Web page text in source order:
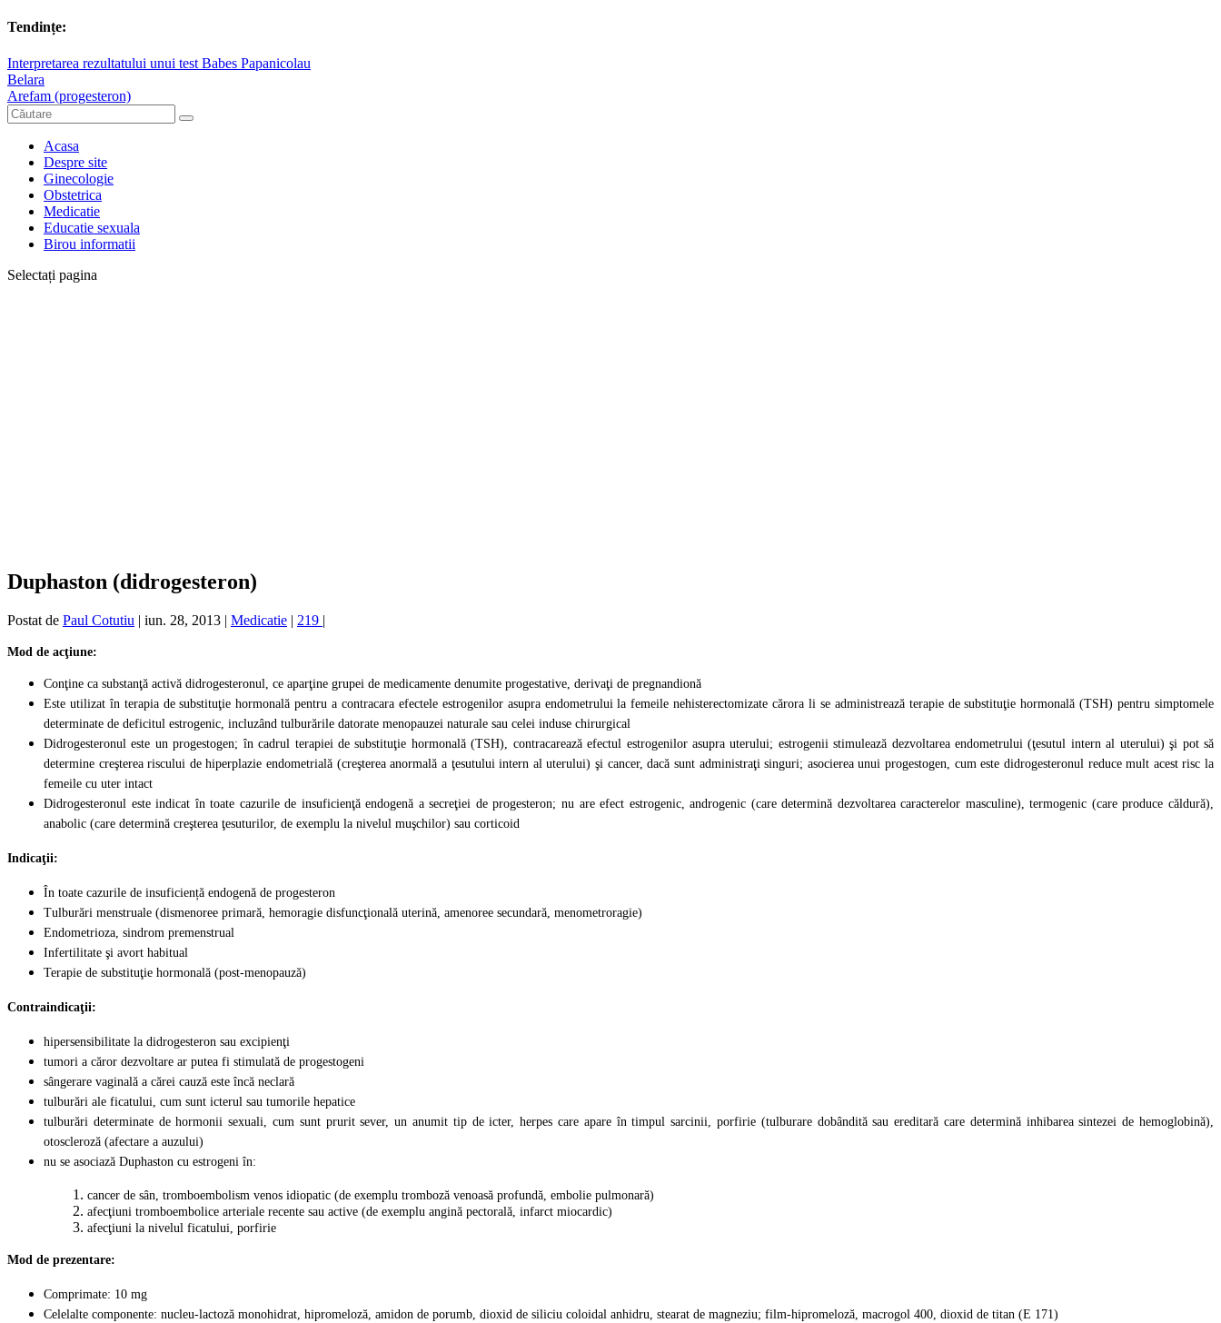
Tendințe:
Interpretarea rezultatului unui test Babes Papanicolau
Belara
Arefam (progesteron)
Acasa
Despre site
Ginecologie
Obstetrica
Medicatie
Educatie sexuala
Birou informatii
Selectați pagina
Duphaston (didrogesteron)
Postat de Paul Cotutiu | iun. 28, 2013 | Medicatie | 219 |
Mod de acţiune:
Conţine ca substanţă activă didrogesteronul, ce aparţine grupei de medicamente denumite progestative, derivaţi de pregnandionă
Este utilizat în terapia de substituţie hormonală pentru a contracara efectele estrogenilor asupra endometrului la femeile nehisterectomizate cărora li se administrează terapie de substituţie hormonală (TSH) pentru simptomele
determinate de deficitul estrogenic, incluzând tulburările datorate menopauzei naturale sau celei induse chirurgical
Didrogesteronul este un progestogen; în cadrul terapiei de substituţie hormonală (TSH), contracarează efectul estrogenilor asupra uterului; estrogenii stimulează dezvoltarea endometrului (ţesutul intern al uterului) şi pot să
determine creşterea riscului de hiperplazie endometrială (creşterea anormală a ţesutului intern al uterului) şi cancer, dacă sunt administraţi singuri; asocierea unui progestogen, cum este didrogesteronul reduce mult acest risc la
femeile cu uter intact
Didrogesteronul este indicat în toate cazurile de insuficienţă endogenă a secreţiei de progesteron; nu are efect estrogenic, androgenic (care determină dezvoltarea caracterelor masculine), termogenic (care produce căldură),
anabolic (care determină creşterea ţesuturilor, de exemplu la nivelul muşchilor) sau corticoid
Indicaţii:
În toate cazurile de insuficiență endogenă de progesteron
Tulburări menstruale (dismenoree primară, hemoragie disfuncţională uterină, amenoree secundară, menometroragie)
Endometrioza, sindrom premenstrual
Infertilitate şi avort habitual
Terapie de substituţie hormonală (post-menopauză)
Contraindicaţii:
hipersensibilitate la didrogesteron sau excipienţi
tumori a căror dezvoltare ar putea fi stimulată de progestogeni
sângerare vaginală a cărei cauză este încă neclară
tulburări ale ficatului, cum sunt icterul sau tumorile hepatice
tulburări determinate de hormonii sexuali, cum sunt prurit sever, un anumit tip de icter, herpes care apare în timpul sarcinii, porfirie (tulburare dobândită sau ereditară care determină inhibarea sintezei de hemoglobină),
otoscleroză (afectare a auzului)
nu se asociază Duphaston cu estrogeni în:
cancer de sân, tromboembolism venos idiopatic (de exemplu tromboză venoasă profundă, embolie pulmonară)
afecţiuni tromboembolice arteriale recente sau active (de exemplu angină pectorală, infarct miocardic)
afecţiuni la nivelul ficatului, porfirie
Mod de prezentare:
Comprimate: 10 mg
Celelalte componente: nucleu-lactoză monohidrat, hipromeloză, amidon de porumb, dioxid de siliciu coloidal anhidru, stearat de magneziu; film-hipromeloză, macrogol 400, dioxid de titan (E 171)